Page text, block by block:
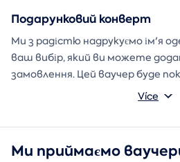
Подарунковий конверт
Ми з радістю надрукуємо ім'я
ваш вибір, який ви можете
замовлення. Цей ваучер буде
подарунковий конверт іVíce
Ми приймаємо